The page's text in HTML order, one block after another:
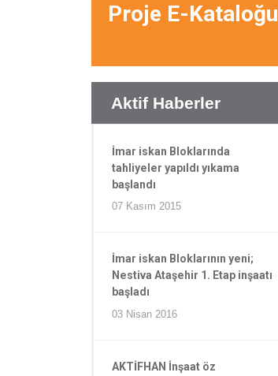
Proje E-Kataloğu
Aktif Haberler
İmar iskan Bloklarında
tahliyeler yapıldı yıkama
başlandı
07 Kasım 2015
İmar iskan Bloklarının yeni;
Nestiva Ataşehir 1. Etap inşaatı
başladı
03 Nisan 2016
AKTİFHAN İnşaat öz